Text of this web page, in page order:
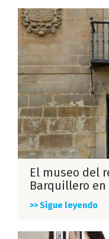
El museo del
Barquillero
>> Sigue leyendo